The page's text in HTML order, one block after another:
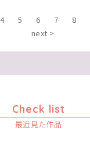
4 5 6 7 8
next >
Check list
最近見た作品